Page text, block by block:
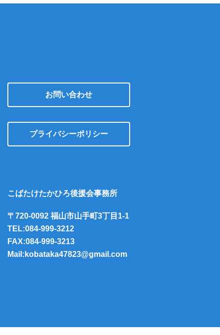
お問い合わせ
プライバシーポリシー
こばたけたかひろ後援会事務所
〒720-0092 福山市山手町3丁目1-1
TEL:084-999-3212
FAX:084-999-3213
Mail:kobataka47823@gmail.com